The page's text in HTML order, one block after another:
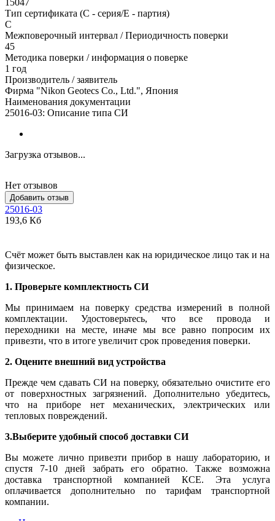
15047
Тип сертификата (C - серия/E - партия)
С
Межповерочный интервал / Периодичность поверки
45
Методика поверки / информация о поверке
1 год
Производитель / заявитель
Фирма "Nikon Geotecs Co., Ltd.", Япония
Наименования документации
25016-03: Описание типа СИ
Загрузка отзывов...
Нет отзывов
Добавить отзыв
25016-03
193,6 Кб
Счёт может быть выставлен как на юридическое лицо так и на
физическое.
1. Проверьте комплектность СИ
Мы принимаем на поверку средства измерений в полной
комплектации. Удостоверьтесь, что все провода и
переходники на месте, иначе мы все равно попросим их
привезти, что в итоге увеличит срок проведения поверки.
2. Оцените внешний вид устройства
Прежде чем сдавать СИ на поверку, обязательно очистите его
от поверхностных загрязнений. Дополнительно убедитесь,
что на приборе нет механических, электрических или
тепловых повреждений.
3.Выберите удобный способ доставки СИ
Вы можете лично привезти прибор в нашу лабораторию, и
спустя 7-10 дней забрать его обратно. Также возможна
доставка транспортной компанией КСЕ. Эта услуга
оплачивается дополнительно по тарифам транспортной
компании.